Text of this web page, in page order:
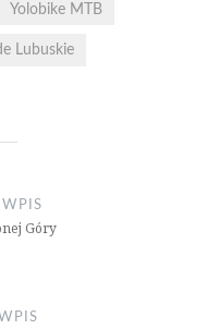
Yolobike MTB
Lubuskie
Góry